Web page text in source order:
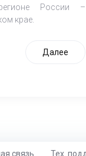
России –
крае.
Далее
связь Тех.